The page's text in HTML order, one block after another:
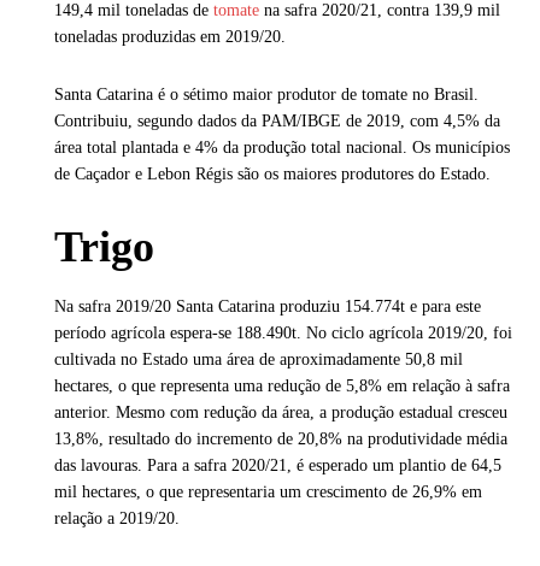
149,4 mil toneladas de tomate na safra 2020/21, contra 139,9 mil
toneladas produzidas em 2019/20.
Santa Catarina é o sétimo maior produtor de tomate no Brasil.
Contribuiu, segundo dados da PAM/IBGE de 2019, com 4,5% da
área total plantada e 4% da produção total nacional. Os municípios
de Caçador e Lebon Régis são os maiores produtores do Estado.
Trigo
Na safra 2019/20 Santa Catarina produziu 154.774t e para este
período agrícola espera-se 188.490t. No ciclo agrícola 2019/20, foi
cultivada no Estado uma área de aproximadamente 50,8 mil
hectares, o que representa uma redução de 5,8% em relação à safra
anterior. Mesmo com redução da área, a produção estadual cresceu
13,8%, resultado do incremento de 20,8% na produtividade média
das lavouras. Para a safra 2020/21, é esperado um plantio de 64,5
mil hectares, o que representaria um crescimento de 26,9% em
relação a 2019/20.